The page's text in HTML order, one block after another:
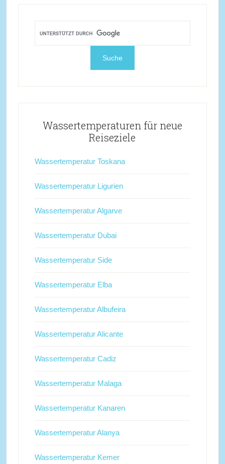
Wassertemperaturen für neue
Reiseziele
Wassertemperatur Toskana
Wassertemperatur Ligurien
Wassertemperatur Algarve
Wassertemperatur Dubai
Wassertemperatur Side
Wassertemperatur Elba
Wassertemperatur Albufeira
Wassertemperatur Alicante
Wassertemperatur Cadiz
Wassertemperatur Malaga
Wassertemperatur Kanaren
Wassertemperatur Alanya
Wassertemperatur Kemer